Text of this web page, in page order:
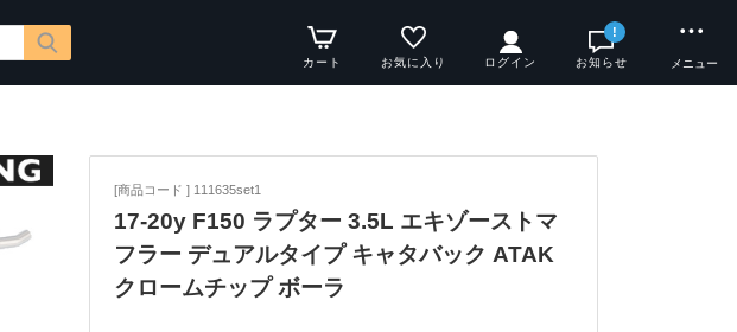
カート お気に入り ログイン
!
お知らせ メニュー
[商品コード ] 111635set1
17-20y F150 ラプター 3.5L エキゾーストマ
フラー デュアルタイプ キャタバック ATAK
クロームチップ ボーラ